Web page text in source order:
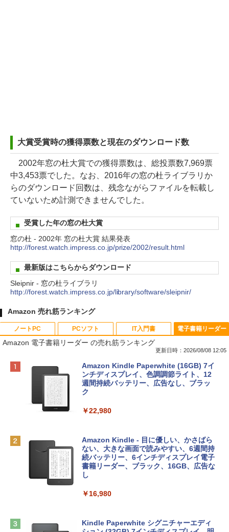
大賞受賞時の獲得票数と現在のダウンロード数
2002年窓の杜大賞での獲得票数は、総投票数7,969票
中3,453票でした。なお、2016年の窓の杜ライブラリか
らのダウンロード回数は、残念ながらファイルを転載し
ていないため計測できませんでした。
受賞した年の窓の杜大賞
窓の杜 - 2002年 窓の杜大賞 結果発表
http://forest.watch.impress.co.jp/prize/2002/result.html
最新版はこちらからダウンロード
Sleipnir - 窓の杜ライブラリ
http://forest.watch.impress.co.jp/library/software/sleipnir/
Amazon 売れ筋ランキング
ノートPC
Apple 2026 MacBook Neo A18 Proチッ
プ搭載13インチノートブック：AIとAppl
e Intelligenceのために設計、Liquid Ret
inaディスプレイ、8GBユニファイドメモ
eTime HDカメラ - インディゴ
tomtoc 360°保護 15.6 16インチ パソコ
ンケース Dell NEC Lavie ASUS HP dyna
book Lenovo対応
￥2,952
Apple 2026 MacBook Air M5チップ搭載
PCソフト
Robloxギフトカード - 800 Robux 【限
定バーチャルアイテムを含む】 【オンラ
インゲームコード】 ロブロックス | オン
ラインコード版
￥1,300
Robloxギフトカード - 1000 Robux 【限
定バーチャルアイテムを含む】 【オンラ
インゲームコード】 ロブロックス |オン
ラインコード版
4(最新 永続版)|オンラインコード版|Wind
IT入門書
生成AIパスポート公式テキスト 第４版
￥1,766
出す プロンプトの言葉 AI画像生成シリー
ズ (はぴーイラストLabo)
￥480
ClaudeCode いちばんやさしい 教科書:
にもKindle出版にも！ 非エンジニアのた
めのAIコーディング入門シリーズ
電子書籍リーダー
Amazon 電子書籍リーダー の売れ筋ランキング
更新日時：2026/08/08 12:05
Amazon Kindle Paperwhite (16GB) 7イ
ンチディスプレイ、色調調節ライト、12
週間持続バッテリー、広告なし、ブラッ
ク
￥22,980
Amazon Kindle - 目に優しい、かさばら
ない、大きな画面で読みやすい、6週間持
続バッテリー、6インチディスプレイ電子
書籍リーダー、ブラック、16GB、広告な
し
￥16,980
Kindle Paperwhite シグニチャーエディ